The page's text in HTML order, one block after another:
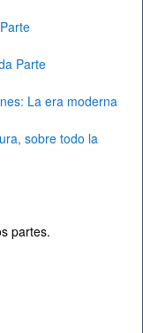
Parte
La era moderna
sobre todo la
partes.